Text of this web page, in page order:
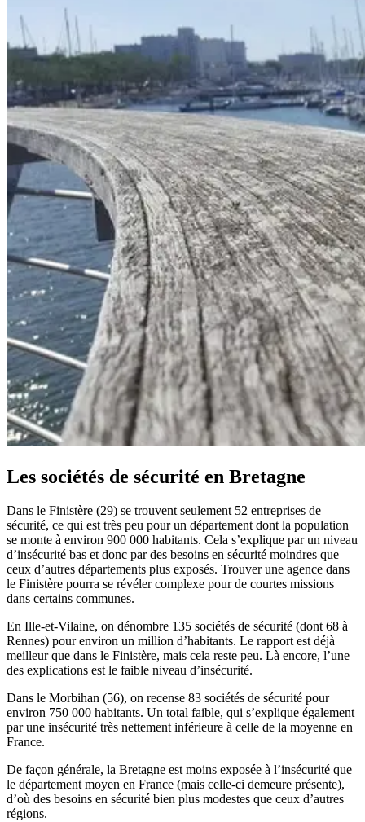
Les sociétés de sécurité en Bretagne
Dans le Finistère (29) se trouvent seulement 52 entreprises de
sécurité, ce qui est très peu pour un département dont la population
se monte à environ 900 000 habitants. Cela s’explique par un niveau
d’insécurité bas et donc par des besoins en sécurité moindres que
ceux d’autres départements plus exposés. Trouver une agence dans
le Finistère pourra se révéler complexe pour de courtes missions
dans certains communes.
En Ille-et-Vilaine, on dénombre 135 sociétés de sécurité (dont 68 à
Rennes) pour environ un million d’habitants. Le rapport est déjà
meilleur que dans le Finistère, mais cela reste peu. Là encore, l’une
des explications est le faible niveau d’insécurité.
Dans le Morbihan (56), on recense 83 sociétés de sécurité pour
environ 750 000 habitants. Un total faible, qui s’explique également
par une insécurité très nettement inférieure à celle de la moyenne en
France.
De façon générale, la Bretagne est moins exposée à l’insécurité que
le département moyen en France (mais celle-ci demeure présente),
d’où des besoins en sécurité bien plus modestes que ceux d’autres
régions.